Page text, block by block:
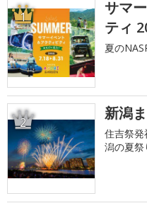
1
サマ
ティ
夏の
2 新潟
住吉祭
潟の夏祭